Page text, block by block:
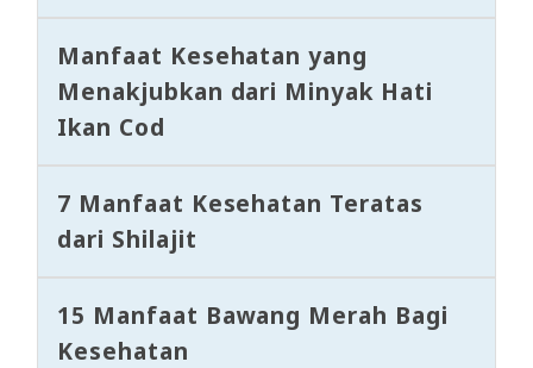
Manfaat Kesehatan yang
Menakjubkan dari Minyak Hati
Ikan Cod
7 Manfaat Kesehatan Teratas
dari Shilajit
15 Manfaat Bawang Merah Bagi
Kesehatan